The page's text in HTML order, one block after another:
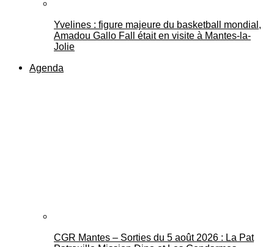
Yvelines : figure majeure du basketball mondial,
Amadou Gallo Fall était en visite à Mantes-la-
Jolie
Agenda
CGR Mantes – Sorties du 5 août 2026 : La Pat